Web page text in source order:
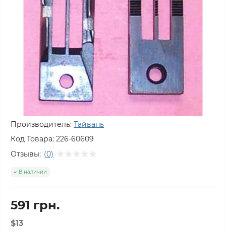
Производитель: Тайвань
Код Товара: 226-60609
Отзывы: (0)
В наличии
591 грн.
$13